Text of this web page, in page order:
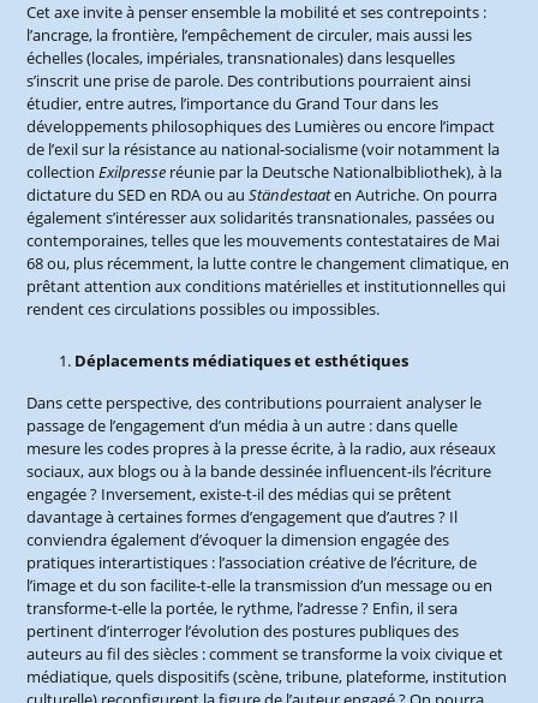
Cet axe invite à penser ensemble la mobilité et ses contrepoints :
l’ancrage, la frontière, l’empêchement de circuler, mais aussi les
échelles (locales, impériales, transnationales) dans lesquelles
s’inscrit une prise de parole. Des contributions pourraient ainsi
étudier, entre autres, l’importance du Grand Tour dans les
développements philosophiques des Lumières ou encore l’impact
de l’exil sur la résistance au national-socialisme (voir notamment la
collectionExilpresse réunie par la Deutsche Nationalbibliothek), à la
dictature du SED en RDA ou auStändestaaten Autriche. On pourra
également s’intéresser aux solidarités transnationales, passées ou
contemporaines, telles que les mouvements contestataires de Mai
68 ou, plus récemment, la lutte contre le changement climatique, en
prêtant attention aux conditions matérielles et institutionnelles qui
rendent ces circulations possibles ou impossibles.
Déplacements médiatiques et esthétiques
Dans cette perspective, des contributions pourraient analyser le
passage de l’engagement d’un média à un autre : dans quelle
mesure les codes propres à la presse écrite, à la radio, aux réseaux
sociaux, aux blogs ou à la bande dessinée influencent-ils l’écriture
engagée ? Inversement, existe-t-il des médias qui se prêtent
davantage à certaines formes d’engagement que d’autres ? Il
conviendra également d’évoquer la dimension engagée des
pratiques interartistiques : l’association créative de l’écriture, de
l’image et du son facilite-t-elle la transmission d’un message ou en
transforme-t-elle la portée, le rythme, l’adresse ? Enfin, il sera
pertinent d’interroger l’évolution des postures publiques des
auteurs au fil des siècles : comment se transforme la voix civique et
médiatique, quels dispositifs (scène, tribune, plateforme, institution